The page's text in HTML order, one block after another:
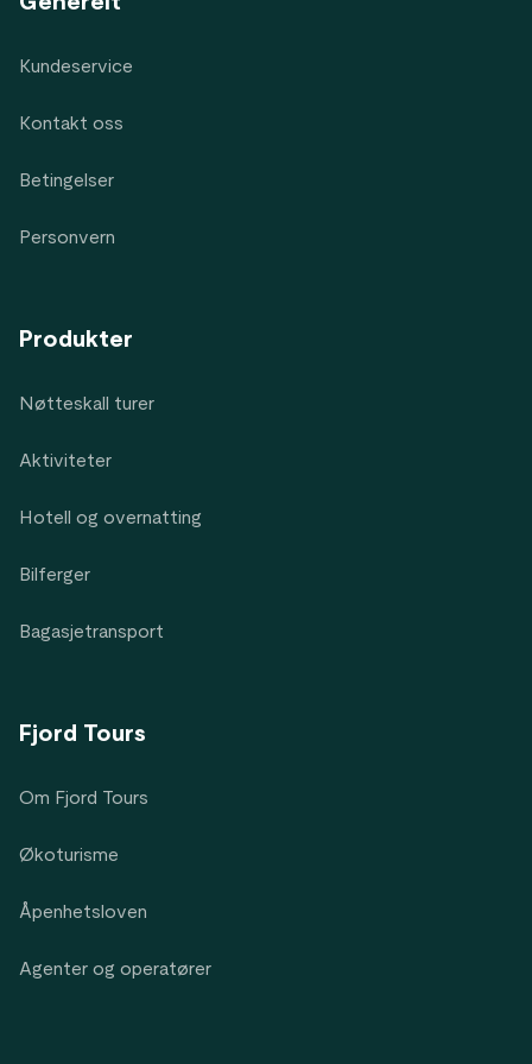
Kundeservice
Kontakt oss
Betingelser
Personvern
Produkter
Nøtteskall turer
Aktiviteter
Hotell og overnatting
Bilferger
Bagasjetransport
Fjord Tours
Om Fjord Tours
Økoturisme
Åpenhetsloven
Agenter og operatører